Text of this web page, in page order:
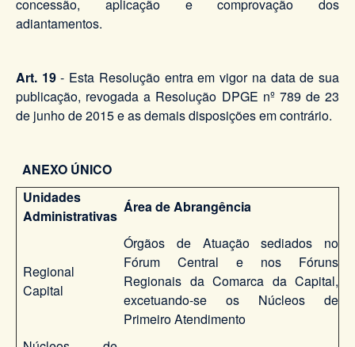
concessão, aplicação e comprovação dos
adiantamentos.
Art. 19- Esta Resolução entra em vigor na data de sua
publicação, revogada a Resolução DPGE nº 789 de 23
de junho de 2015 e as demais disposições em contrário.
ANEXO ÚNICO
Unidades
Administrativas
Área de Abrangência
Regional
Capital
Órgãos de Atuação sediados no
Fórum Central e nos Fóruns
Regionais da Comarca da Capital,
excetuando-se os Núcleos de
Primeiro Atendimento